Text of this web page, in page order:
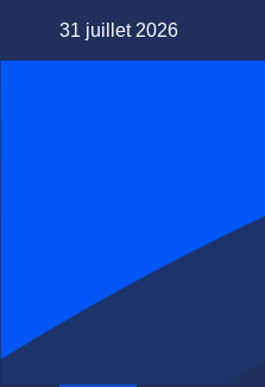
31 juillet 2026